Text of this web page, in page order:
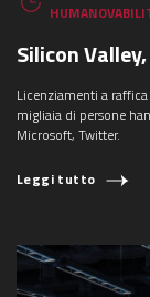
Silicon
Licenziamenti a
migliaia di persone
Microsoft, Twitter.
Leggi tutto